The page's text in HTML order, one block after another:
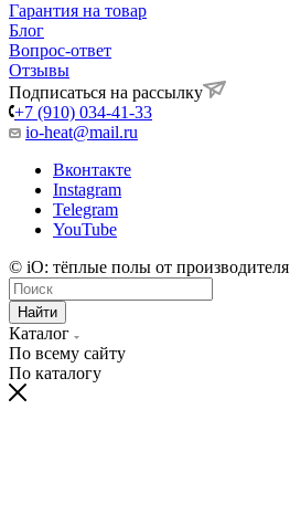
Гарантия на товар
Блог
Вопрос-ответ
Отзывы
Подписаться на рассылку
+7 (910) 034-41-33
io-heat@mail.ru
Вконтакте
Instagram
Telegram
YouTube
© iO: тёплые полы от производителя
Найти
Каталог
По всему сайту
По каталогу